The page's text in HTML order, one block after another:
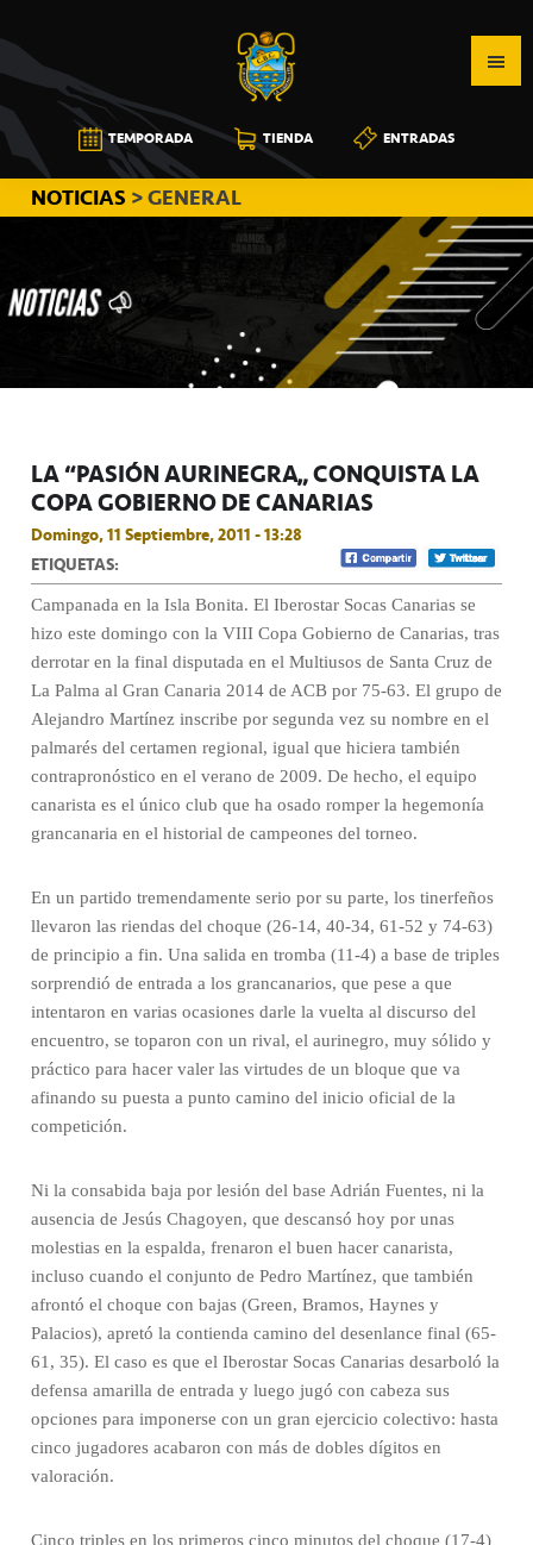
a
la
navegación
principal
al
contenido
principal
a
la
barra
lateral
principal
CB
CANARIAS
TEMPORADA TIENDA ENTRADAS
NOTICIAS > GENERAL
LA “PASIÓN AURINEGRA” CONQUISTA LA
COPA GOBIERNO DE CANARIAS
Domingo, 11 Septiembre, 2011 - 13:28
ETIQUETAS:
Campanada en la Isla Bonita. El Iberostar Socas Canarias se
hizo este domingo con la VIII Copa Gobierno de Canarias, tras
derrotar en la final disputada en el Multiusos de Santa Cruz de
La Palma al Gran Canaria 2014 de ACB por 75-63. El grupo de
Alejandro Martínez inscribe por segunda vez su nombre en el
palmarés del certamen regional, igual que hiciera también
contrapronóstico en el verano de 2009. De hecho, el equipo
canarista es el único club que ha osado romper la hegemonía
grancanaria en el historial de campeones del torneo.
En un partido tremendamente serio por su parte, los tinerfeños
llevaron las riendas del choque (26-14, 40-34, 61-52 y 74-63)
de principio a fin. Una salida en tromba (11-4) a base de triples
sorprendió de entrada a los grancanarios, que pese a que
intentaron en varias ocasiones darle la vuelta al discurso del
encuentro, se toparon con un rival, el aurinegro, muy sólido y
práctico para hacer valer las virtudes de un bloque que va
afinando su puesta a punto camino del inicio oficial de la
competición.
Ni la consabida baja por lesión del base Adrián Fuentes, ni la
ausencia de Jesús Chagoyen, que descansó hoy por unas
molestias en la espalda, frenaron el buen hacer canarista,
incluso cuando el conjunto de Pedro Martínez, que también
afrontó el choque con bajas (Green, Bramos, Haynes y
Palacios), apretó la contienda camino del desenlance final (65-
61, 35). El caso es que el Iberostar Socas Canarias desarboló la
defensa amarilla de entrada y luego jugó con cabeza sus
opciones para imponerse con un gran ejercicio colectivo: hasta
cinco jugadores acabaron con más de dobles dígitos en
valoración.
Cinco triples en los primeros cinco minutos del choque (17-4)